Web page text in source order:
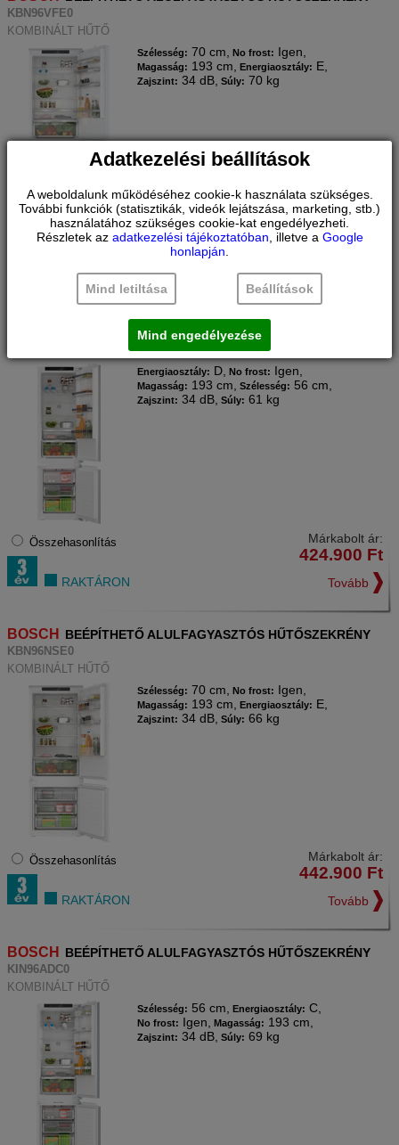
KBN96VFE0
KOMBINÁLT HŰTŐ
Szélesség: 70 cm, No frost: Igen,
Magasság: 193 cm, Energiaosztály: E,
Zajszint: 34 dB, Súly: 70 kg
Összehasonlítás Márkabolt ár:
437.900
BEÉPÍTHETŐ ALULFAGYASZTÓS HŰTŐSZEKRÉNY
Energiaosztály: D, No frost: Igen,
Magasság: 193 cm, Szélesség: 56 cm,
Zajszint: 34 dB, Súly: 61 kg
Összehasonlítás
RAKTÁRON
Márkabolt ár:
424.900 Ft
Tovább
BOSCH BEÉPÍTHETŐ ALULFAGYASZTÓS HŰTŐSZEKRÉNY
KBN96NSE0
KOMBINÁLT HŰTŐ
Szélesség: 70 cm, No frost: Igen,
Magasság: 193 cm, Energiaosztály: E,
Zajszint: 34 dB, Súly: 66 kg
Összehasonlítás
RAKTÁRON
Márkabolt ár:
442.900 Ft
Tovább
BOSCH BEÉPÍTHETŐ ALULFAGYASZTÓS HŰTŐSZEKRÉNY
KIN96ADC0
KOMBINÁLT HŰTŐ
Szélesség: 56 cm, Energiaosztály: C,
No frost: Igen, Magasság: 193 cm,
Zajszint: 34 dB, Súly: 69 kg
Adatkezelési beállítások
A weboldalunk működéséhez cookie-k használata szükséges.
További funkciók (statisztikák, videók lejátszása, marketing, stb.)
használatához szükséges cookie-kat engedélyezheti.
Részletek az adatkezelési tájékoztatóban , illetve a Google
honlapján
Mind letiltása Beállítások
Mind engedélyezése